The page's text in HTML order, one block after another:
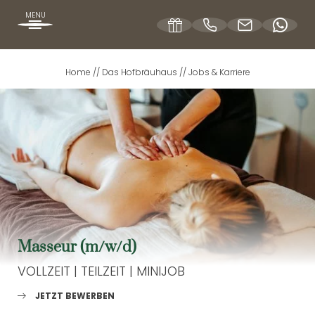
MENU
DAS HOFBRÄUHAUS
Ein Haus mit Geschichte
Restaurant
Gästeclub
Anreise
Ferienhaus Freiblick
Bildergalerie
Home // Das Hofbräuhaus //Jobs & Karriere
Masseur (m/w/d)
VOLLZEIT | TEILZEIT | MINIJOB
JETZT BEWERBEN